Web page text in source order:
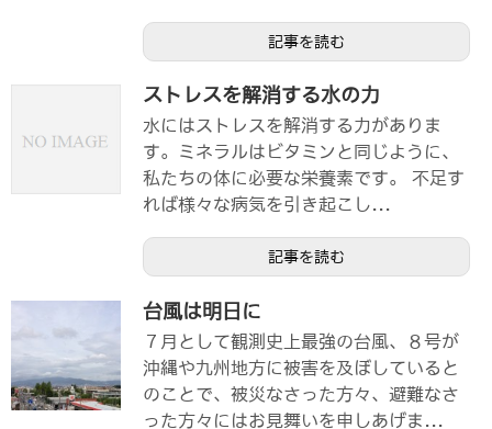
記事を読む
ストレスを解消する水の力
水にはストレスを解消する力がありま
す。ミネラルはビタミンと同じように、
私たちの体に必要な栄養素です。 不足す
れば様々な病気を引き起こし...
記事を読む
台風は明日に
７月として観測史上最強の台風、８号が
沖縄や九州地方に被害を及ぼしていると
のことで、被災なさった方々、避難なさ
った方々にはお見舞いを申しあげま...